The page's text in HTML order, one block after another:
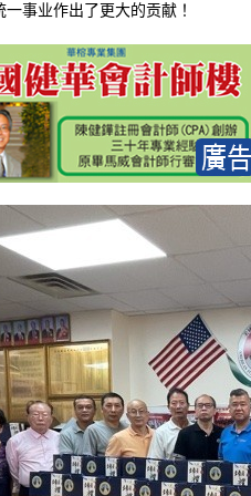
事业作出了更大的贡献！